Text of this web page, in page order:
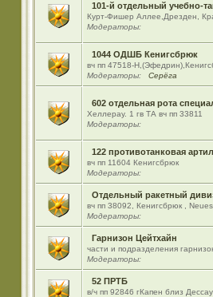
101-й отдельный учебно-
Курт-Фишер Аллее,Дрезден,
Модераторы:
1044 ОДШБ Кенигсбрюк
вч пп 47518-
Модераторы:
Серёга
602 отдельная рота
Хеллерау. 1 гв ТА вч пп 33811
Модераторы:
122 противотанковая
вч пп 11604 Кенигсбрюк
Модераторы:
Отдельный ракетный
вч пп 38092, Кенигсбрюк ,
Модераторы:
Гарнизон Цейтхайн
части и подразделения
Модераторы:
52 ПРТБ
в/ч пп 92846 гКапен близ Дессау